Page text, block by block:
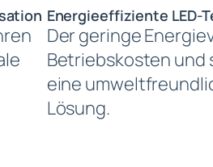
Energieeffiziente LED-
Der geringe
Betriebskosten
eine
Lösung.